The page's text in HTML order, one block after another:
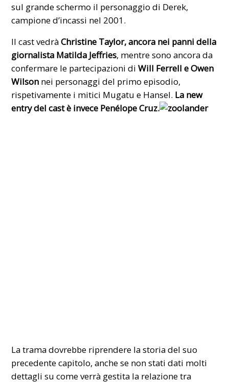
sul grande schermo il personaggio di Derek,
campione d’incassi nel 2001.
Il cast vedràChristine Taylor, ancora nei panni della
giornalista Matilda Jeffries, mentre sono ancora da
confermare le partecipazioni diWill Ferrell eOwen
Wilson nei personaggi del primo episodio,
rispetivamente i mitici Mugatu e Hansel. La new
entry del cast è invece Penélope Cruz.
La trama dovrebbe riprendere la storia del suo
precedente capitolo, anche se non stati dati molti
dettagli su come verrà gestita la relazione tra